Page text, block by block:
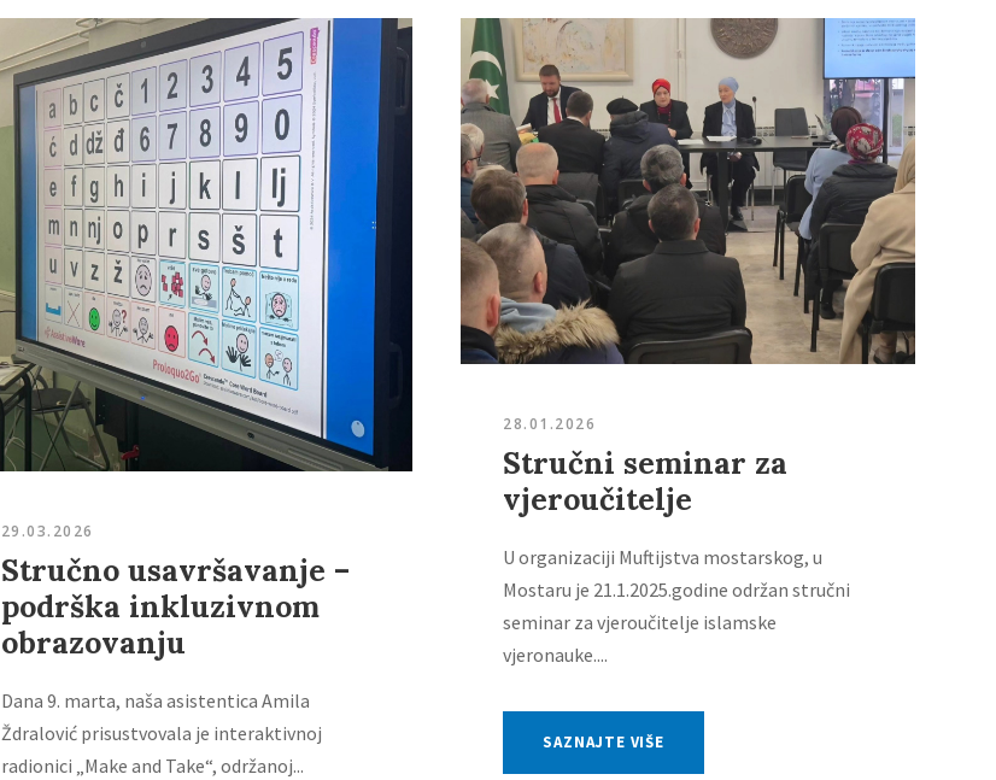
29.03.2026
Stručno usavršavanje –
podrška inkluzivnom
obrazovanju
Dana 9. marta, naša asistentica Amila
Ždralović prisustvovala je interaktivnoj
radionici „Make and Take“, održanoj...
28.01.2026
Stručni seminar za
vjeroučitelje
U organizaciji Muftijstva mostarskog, u
Mostaru je 21.1.2025.godine održan stručni
seminar za vjeroučitelje islamske
vjeronauke....
SAZNAJTE VIŠE